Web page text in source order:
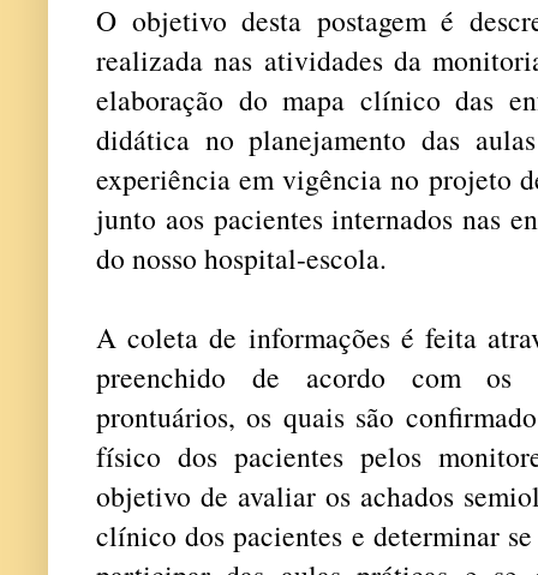
O objetivo desta postagem é
realizada nas atividades da
elaboração do mapa clínico das
didática no planejamento das
experiência em vigência no projeto
junto aos pacientes internados nas
do nosso hospital-escola.
A coleta de informações é feita
preenchido de acordo com os
prontuários, os quais são
físico dos pacientes pelos
objetivo de avaliar os achados
clínico dos pacientes e determinar